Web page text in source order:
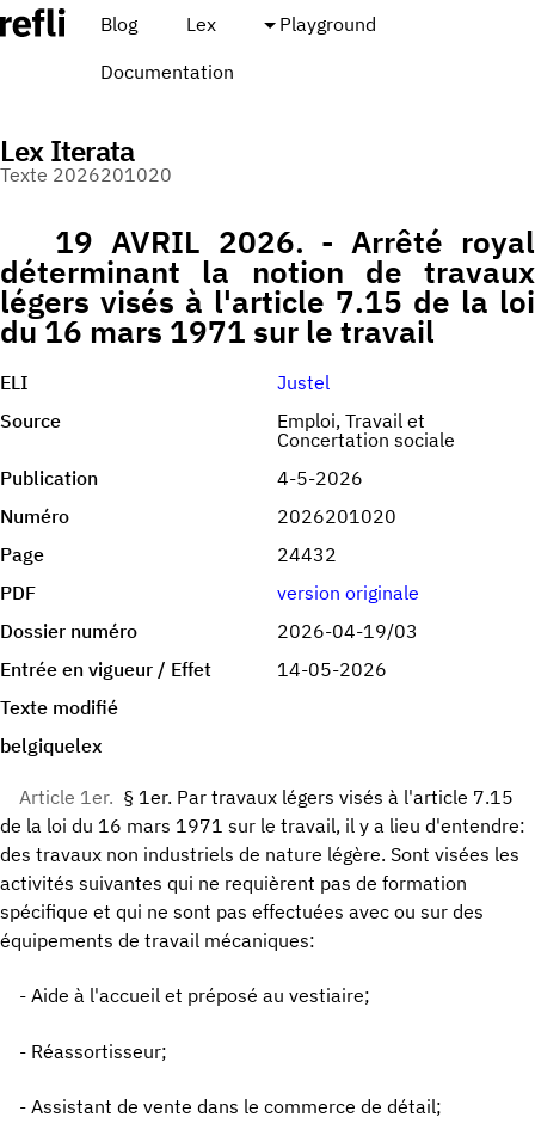
Blog Lex
Playground
Documentation
Lex Iterata
Texte 2026201020
19 AVRIL 2026. - Arrêté royal
déterminant la notion de travaux
légers visés à l'article 7.15 de la loi
du 16 mars 1971 sur le travail
ELI
Justel
Source
Emploi, Travail et
Concertation sociale
Publication
4-5-2026
Numéro
2026201020
Page
24432
PDF
version originale
Dossier numéro
2026-04-19/03
Entrée en vigueur / Effet
14-05-2026
Texte modifié
belgiquelex
Article 1er. § 1er. Par travaux légers visés à l'article 7.15
de la loi du 16 mars 1971 sur le travail, il y a lieu d'entendre:
des travaux non industriels de nature légère. Sont visées les
activités suivantes qui ne requièrent pas de formation
spécifique et qui ne sont pas effectuées avec ou sur des
équipements de travail mécaniques:
- Aide à l'accueil et préposé au vestiaire;
- Réassortisseur;
- Assistant de vente dans le commerce de détail;